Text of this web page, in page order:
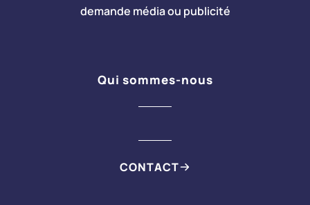
demande média ou publicité
Qui sommes-nous
CONTACT